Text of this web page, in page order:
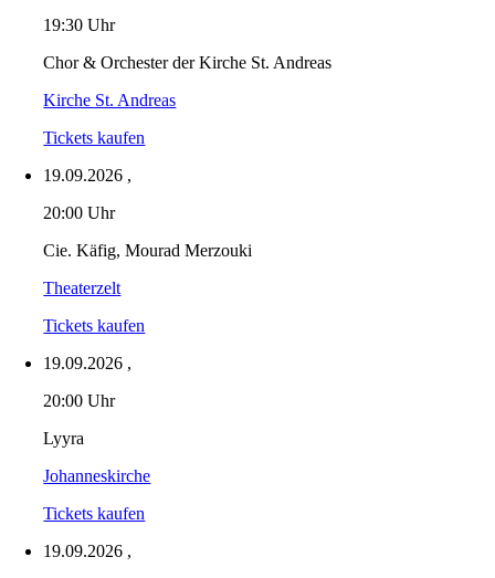
19:30 Uhr
Chor & Orchester der Kirche St. Andreas
Kirche St. Andreas
Tickets kaufen
19.09.2026 ,
20:00 Uhr
Cie. Käfig, Mourad Merzouki
Theaterzelt
Tickets kaufen
19.09.2026 ,
20:00 Uhr
Lyyra
Johanneskirche
Tickets kaufen
19.09.2026 ,